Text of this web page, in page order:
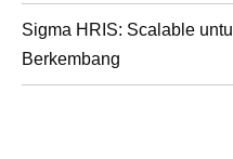
Sigma HRIS: Scalable
Berkembang